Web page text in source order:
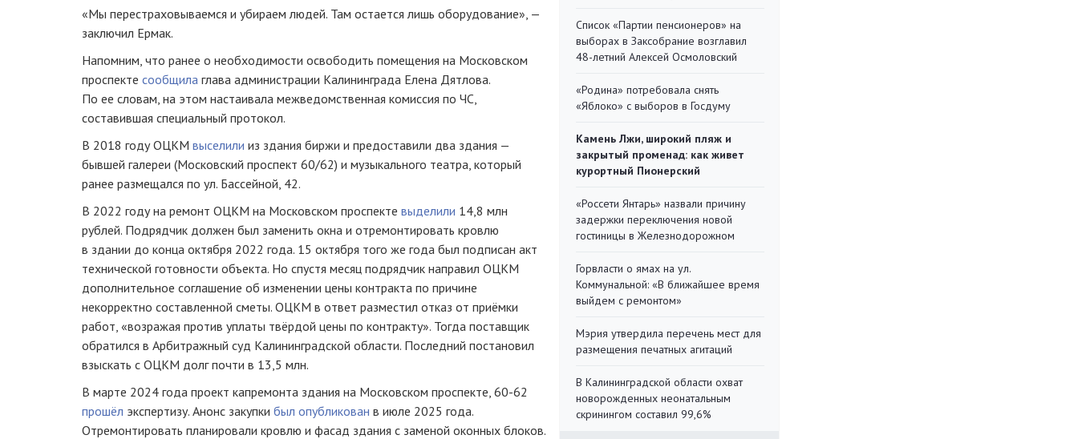
«Мы перестраховываемся и убираем людей. Там остается лишь оборудование», —
заключил Ермак.
Напомним, что ранее о необходимости освободить помещения на Московском
проспекте сообщила глава администрации Калининграда Елена Дятлова.
По ее словам, на этом настаивала межведомственная комиссия по ЧС,
составившая специальный протокол.
В 2018 году ОЦКМ выселили из здания биржи и предоставили два здания —
бывшей галереи (Московский проспект 60/62) и музыкального театра, который
ранее размещался по ул. Бассейной, 42.
В 2022 году на ремонт ОЦКМ на Московском проспекте выделили 14,8 млн
рублей. Подрядчик должен был заменить окна и отремонтировать кровлю
в здании до конца октября 2022 года. 15 октября того же года был подписан акт
технической готовности объекта. Но спустя месяц подрядчик направил ОЦКМ
дополнительное соглашение об изменении цены контракта по причине
некорректно составленной сметы. ОЦКМ в ответ разместил отказ от приёмки
работ, «возражая против уплаты твёрдой цены по контракту». Тогда поставщик
обратился в Арбитражный суд Калининградской области. Последний постановил
взыскать с ОЦКМ долг почти в 13,5 млн.
В марте 2024 года проект капремонта здания на Московском проспекте, 60-62
прошёл экспертизу. Анонс закупки был опубликован в июле 2025 года.
Отремонтировать планировали кровлю и фасад здания с заменой оконных блоков.
Список «Партии пенсионеров» на
выборах в Заксобрание возглавил
48-летний Алексей Осмоловский
«Родина» потребовала снять
«Яблоко» с выборов в Госдуму
Камень Лжи, широкий пляж и
закрытый променад: как живет
курортный Пионерский
«Россети Янтарь» назвали причину
задержки переключения новой
гостиницы в Железнодорожном
Горвласти о ямах на ул.
Коммунальной: «В ближайшее время
выйдем с ремонтом»
Мэрия утвердила перечень мест для
размещения печатных агитаций
В Калининградской области охват
новорожденных неонатальным
скринингом составил 99,6%